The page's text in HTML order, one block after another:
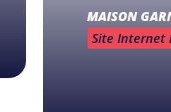
MAISON
Site Internet